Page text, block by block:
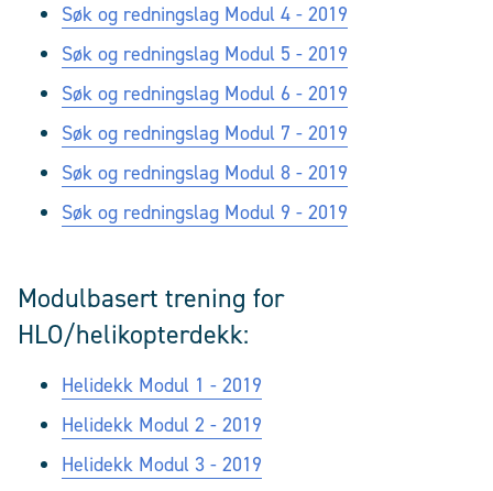
Søk og redningslag Modul 4 - 2019
Søk og redningslag Modul 5 - 2019
Søk og redningslag Modul 6 - 2019
Søk og redningslag Modul 7 - 2019
Søk og redningslag Modul 8 - 2019
Søk og redningslag Modul 9 - 2019
Modulbasert trening for
HLO/helikopterdekk:
Helidekk Modul 1 - 2019
Helidekk Modul 2 - 2019
Helidekk Modul 3 - 2019